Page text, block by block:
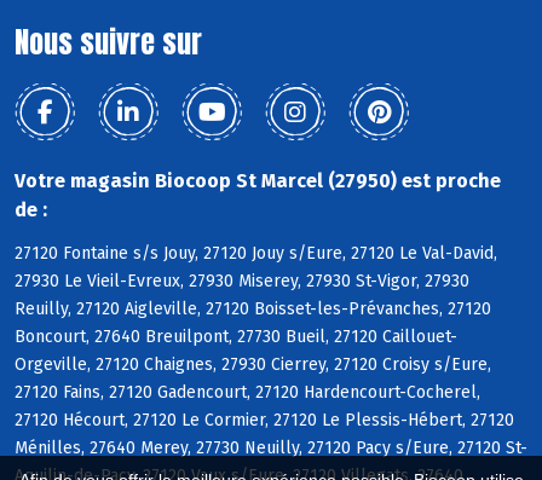
Nous suivre sur
Votre magasin Biocoop St Marcel (27950) est proche
de :
27120 Fontaine s/s Jouy, 27120 Jouy s/Eure, 27120 Le Val-David,
27930 Le Vieil-Evreux, 27930 Miserey, 27930 St-Vigor, 27930
Reuilly, 27120 Aigleville, 27120 Boisset-les-Prévanches, 27120
Boncourt, 27640 Breuilpont, 27730 Bueil, 27120 Caillouet-
Orgeville, 27120 Chaignes, 27930 Cierrey, 27120 Croisy s/Eure,
27120 Fains, 27120 Gadencourt, 27120 Hardencourt-Cocherel,
27120 Hécourt, 27120 Le Cormier, 27120 Le Plessis-Hébert, 27120
Ménilles, 27640 Merey, 27730 Neuilly, 27120 Pacy s/Eure, 27120 St-